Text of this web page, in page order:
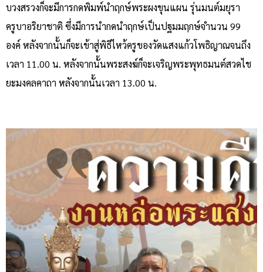
บวงสรวงก็จะมีการกดพิมพ์นำฤกษ์พระผงขุนแผน รุ่นมนต์มยุรา
ครูบาอริยาชาติ ซึ่งมีการนำกดนำฤกษ์เป็นปฐมมฤกษ์จำนวน 99
องค์ หลังจากนั้นก็จะเข้าสู่พิธีไหว้ครูของวัดแสงแก้วโพธิญาณจนถึง
เวลา 11.00 น. หลังจากนั้นพระสงฆ์ก็จะเจริญพระพุทธมนต์สวดไช
ยะมงคลคาถา หลังจากนั้นเวลา 13.00 น.